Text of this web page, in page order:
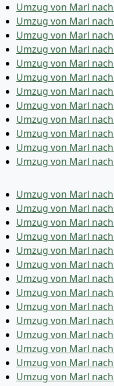
Umzug von Marl
Umzug von Marl
Umzug von Marl
Umzug von Marl
Umzug von Marl
Umzug von Marl
Umzug von Marl
Umzug von Marl
Umzug von Marl
Umzug von Marl
Umzug von Marl
Umzug von Marl
Umzug von Marl
Umzug von Marl
Umzug von Marl
Umzug von Marl
Umzug von Marl
Umzug von Marl
Umzug von Marl
Umzug von Marl
Umzug von Marl
Umzug von Marl
Umzug von Marl
Umzug von Marl
Umzug von Marl
Umzug von Marl